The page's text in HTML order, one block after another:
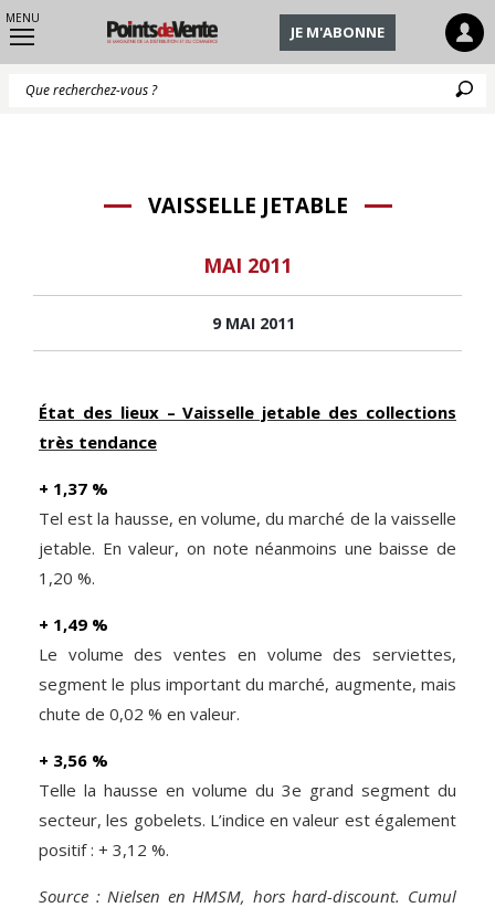
MENU
JE M'ABONNE
VAISSELLE JETABLE
MAI 2011
9 MAI 2011
État des lieux – Vaisselle jetable des collections
très tendance
+ 1,37 %
Tel est la hausse, en volume, du marché de la vaisselle
jetable. En valeur, on note néanmoins une baisse de
1,20 %.
+ 1,49 %
Le volume des ventes en volume des serviettes,
segment le plus important du marché, augmente, mais
chute de 0,02 % en valeur.
+ 3,56 %
Telle la hausse en volume du 3e grand segment du
secteur, les gobelets. L’indice en valeur est également
positif : + 3,12 %.
Source : Nielsen en HMSM, hors hard-discount. Cumul